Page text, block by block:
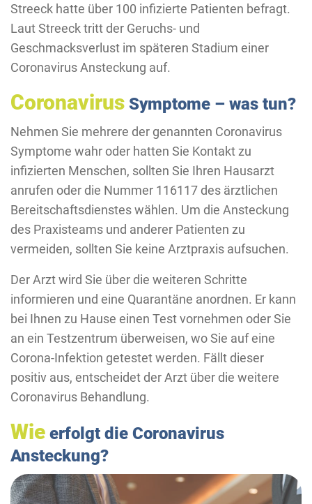
Streeck hatte über 100 infizierte Patienten befragt.
Laut Streeck tritt der Geruchs- und
Geschmacksverlust im späteren Stadium einer
Coronavirus Ansteckung auf.
Coronavirus Symptome – was tun?
Nehmen Sie mehrere der genannten Coronavirus
Symptome wahr oder hatten Sie Kontakt zu
infizierten Menschen, sollten Sie Ihren Hausarzt
anrufen oder die Nummer 116117 des ärztlichen
Bereitschaftsdienstes wählen. Um die Ansteckung
des Praxisteams und anderer Patienten zu
vermeiden, sollten Sie keine Arztpraxis aufsuchen.
Der Arzt wird Sie über die weiteren Schritte
informieren und eine Quarantäne anordnen. Er kann
bei Ihnen zu Hause einen Test vornehmen oder Sie
an ein Testzentrum überweisen, wo Sie auf eine
Corona-Infektion getestet werden. Fällt dieser
positiv aus, entscheidet der Arzt über die weitere
Coronavirus Behandlung.
Wie erfolgt die Coronavirus
Ansteckung?